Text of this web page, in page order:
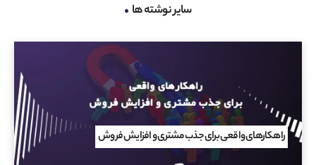
سایر نوشته ها
راهکارهای واقعی برای جذب مشتری و افزایش فروش